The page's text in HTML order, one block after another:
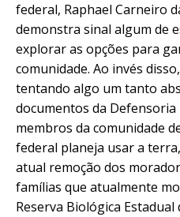
federal, Raphael Carneiro
demonstra sinal algum de
explorar as opções para
comunidade. Ao invés
tentando algo um tanto
documentos da
membros da comunidade
federal planeja usar a
atual remoção dos
famílias que atualmente
Reserva Biológica